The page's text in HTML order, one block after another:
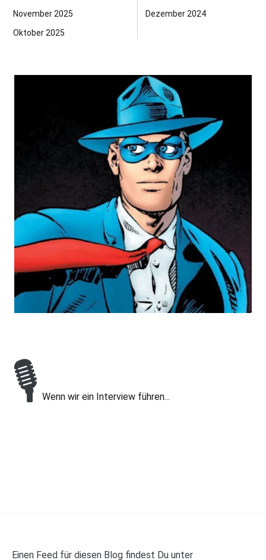
November 2025
Oktober 2025
Dezember 2024
🎙 Wenn wir ein Interview führen...
Einen Feed für diesen Blog findest Du unter